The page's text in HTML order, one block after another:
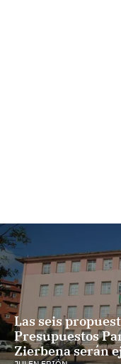
Las seis
Presupuestos
Zierbena serán